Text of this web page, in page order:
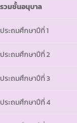
รวมชั้นอนุบาล
ประถมศึกษาปีที่ 1
ประถมศึกษาปีที่ 2
ประถมศึกษาปีที่ 3
ประถมศึกษาปีที่ 4